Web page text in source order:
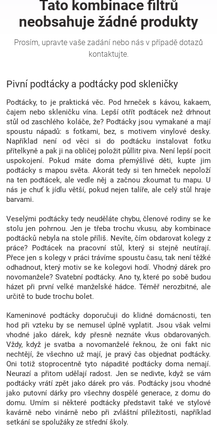
Hračky
pro
děti
Těhotenské
oblečení
Novinky
Značky
Blog
Hračkářství
Pivní podtácky a podtácky pod skleničky
Podtácky, to je praktická věc. Pod hrneček s kávou, kakaem,
čajem nebo skleničku vína. Lepší otřít podtácek než drhnout
stůl od zaschlého koláče, že? Podtácky jsou vymakané a mají
spoustu nápadů: s fotkami, bez, s motivem vinylové desky.
Například není od věci si do podtácku instalovat fotku
přítelkyně a pak ji na obličej položit půllitr piva. Není lepší pocit
uspokojení. Pokud máte doma přemýšlivé děti, kupte jim
podtácky s mapou světa. Akorát tedy si ten hrneček nepoloží
na ten podtácek, ale vedle něj a začnou zkoumat tu mapu. U
nás je chuť k jídlu větší, pokud nejen talíře, ale celý stůl hraje
barvami.
Veselými podtácky tedy neuděláte chybu, členové rodiny se ke
stolu jen pohrnou. Jen je třeba trochu vkusu, aby kombinace
podtácků nebyla na stole příliš. Nevíte, čím obdarovat kolegy z
práce? Podtácek na pracovní stůl, který si stejně neutírají.
Přece jen s kolegy v práci trávíme spoustu času, tak není těžké
odhadnout, který motiv se ke kolegovi hodí. Vhodný dárek pro
novomanžele? Svatební podtácky. Ano ty, které po sobě budou
házet při první velké manželské hádce. Téměř nerozbitné, ale
určitě to bude trochu bolet.
Kameninové podtácky doporučuji do klidné domácnosti, ten
hod při vzteku by se nemusel úplně vyplatit. Jsou však velmi
vhodné jako dárek, kdy přesně neznáte vkus obdarovaných.
Vždy, když je svatba a novomanželé řeknou, že oni fakt nic
nechtějí, že všechno už mají, je pravý čas objednat podtácky.
Oni totiž stoprocentně tyto nápadité podtácky doma nemají.
Neurazí a přitom udělají radost. Jen se nedivte, když se vám
podtácky vrátí zpět jako dárek pro vás. Podtácky jsou vhodné
jako putovní dárky pro všechny dospělé generace, z domu do
domu. Umím si některé podtácky představit také ve stylové
kavárně nebo vinárně nebo při zvláštní příležitosti, například
setkání se spolužáky ze střední školy.